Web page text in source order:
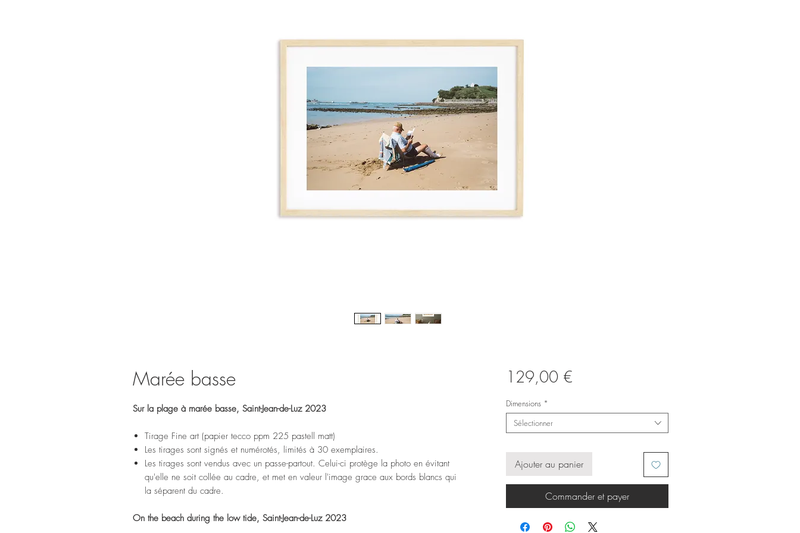
Marée basse
Sur la plage à marée basse, Saint-Jean-de-Luz 2023
Tirage Fine art (papier tecco ppm 225 pastell matt)
Les tirages sont signés et numérotés, limités à 30 exemplaires.
Les tirages sont vendus avec un passe-partout. Celui-ci protège la photo en évitant
qu'elle ne soit collée au cadre, et met en valeur l'image grace aux bords blancs qui
la séparent du cadre.
On the beach during the low tide, Saint-Jean-de-Luz 2023
129,00 €Prix
Dimensions *
Sélectionner
Ajouter au panier
Commander et payer